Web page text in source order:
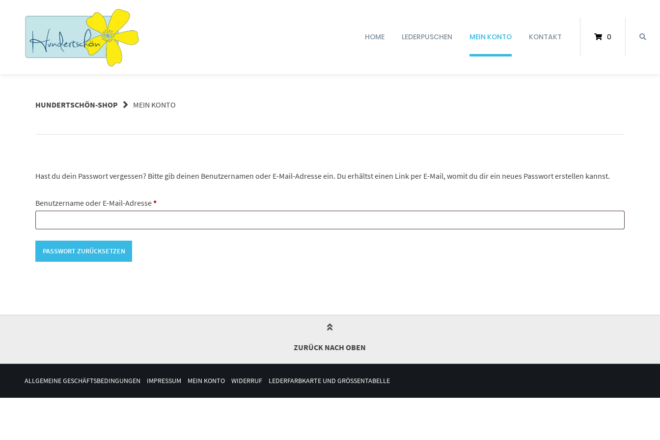
HOME LEDERPUSCHEN MEIN KONTO KONTAKT 0
HUNDERTSCHÖN-SHOP MEIN KONTO
Hast du dein Passwort vergessen? Bitte gib deinen Benutzernamen oder E-Mail-Adresse ein. Du erhältst einen Link per E-Mail, womit du dir ein neues Passwort erstellen kannst.
Benutzername oder E-Mail-Adresse*Erforderlich
PASSWORT ZURÜCKSETZEN
ZURÜCK NACH OBEN
ALLGEMEINE GESCHÄFTSBEDINGUNGEN IMPRESSUM MEIN KONTO WIDERRUF LEDERFARBKARTE UND GRÖSSENTABELLE